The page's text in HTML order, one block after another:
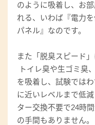
のように吸着し、お
れる、いわば『電力
パネル』なのです。
また「脱臭スピード
トイレ臭や生ゴミ臭
を吸着し、試験では
に近いレベルまで低
ター交換不要で24時
の手間もありません。